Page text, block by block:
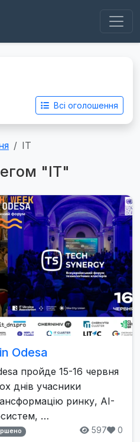
Всі оголошення
IT
"IT"
Odesa
пройде 15-16 червня
днів учасники
ринку, AI-
…
597 0